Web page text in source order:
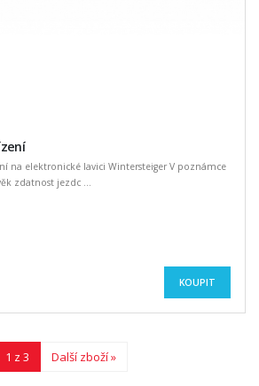
na elektronické lavici Wintersteiger V poznámce
zdatnost jezdc ...
KOUPIT
1 z 3 Další zboží »